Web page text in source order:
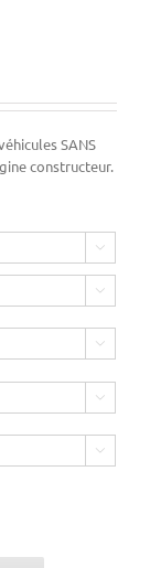
SANS
constructeur.




